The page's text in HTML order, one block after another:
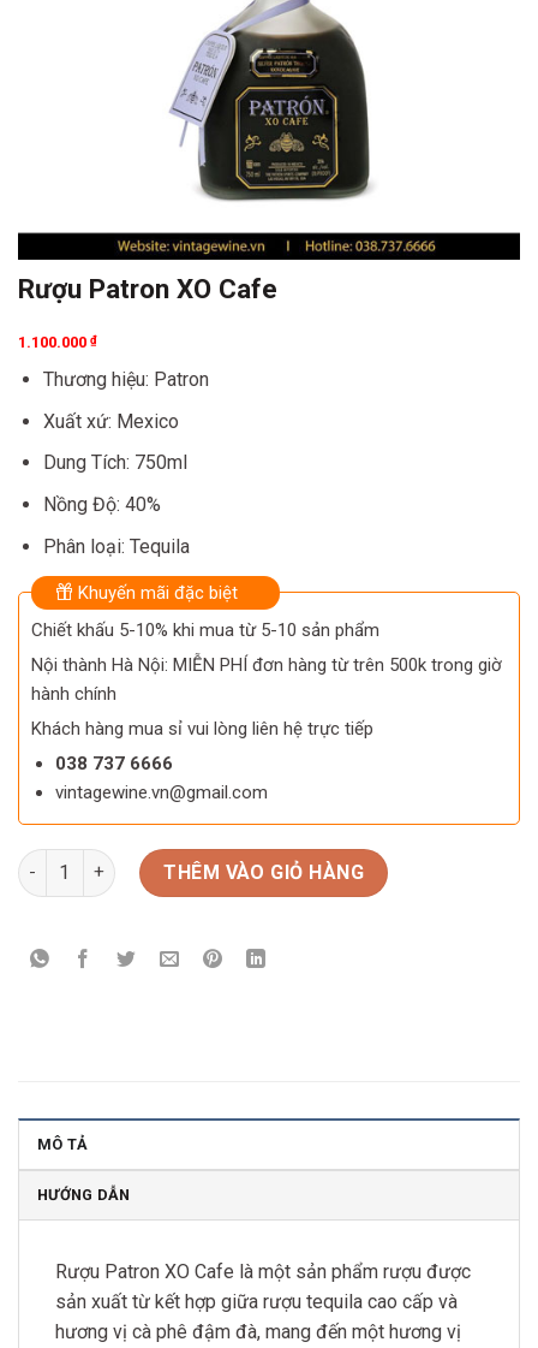
Rượu Patron XO Cafe
1.100.000 ₫
Thương hiệu: Patron
Xuất xứ: Mexico
Dung Tích: 750ml
Nồng Độ: 40%
Phân loại: Tequila
Khuyến mãi đặc biệt
Chiết khấu 5-10% khi mua từ 5-10 sản phẩm
Nội thành Hà Nội: MIỄN PHÍ đơn hàng từ trên 500k trong giờ
hành chính
Khách hàng mua sỉ vui lòng liên hệ trực tiếp
038 737 6666
vintagewine.vn@gmail.com
Rượu Patron XO Cafe số lượngTHÊM VÀO GIỎ HÀNG
MÔ TẢ
HƯỚNG DẪN
Rượu Patron XO Cafe là một sản phẩm rượu được
sản xuất từ kết hợp giữa rượu tequila cao cấp và
hương vị cà phê đậm đà, mang đến một hương vị